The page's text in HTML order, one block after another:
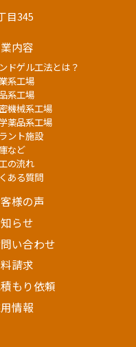
目345
内容
ドゲル工法とは？
系工場
系工場
機械系工場
薬品系工場
ント施設
など
の流れ
ある質問
様の声
らせ
い合わせ
請求
もり依頼
情報